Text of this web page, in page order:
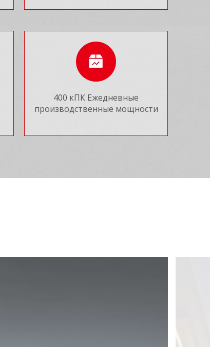
400 кПК Ежедневные
производственные мощности